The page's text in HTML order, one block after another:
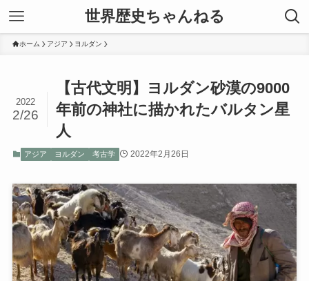
世界歴史ちゃんねる
ホーム アジア ヨルダン
【古代文明】ヨルダン砂漠の9000
年前の神社に描かれたバルタン星
人
2022
2/26
アジア ヨルダン 考古学 2022年2月26日